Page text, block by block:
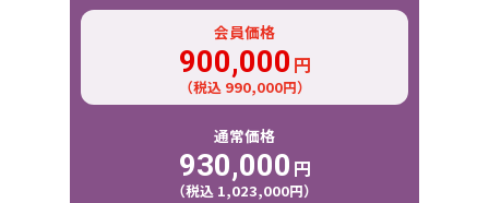
会員価格
900,000 円
（税込 990,000円）
通常価格
930,000 円
（税込 1,023,000円）